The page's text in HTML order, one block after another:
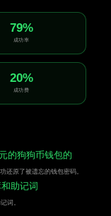
79%
成功率
20%
成功费
的狗狗币钱包的
原了被遗忘的钱包密码。
助记词
词。